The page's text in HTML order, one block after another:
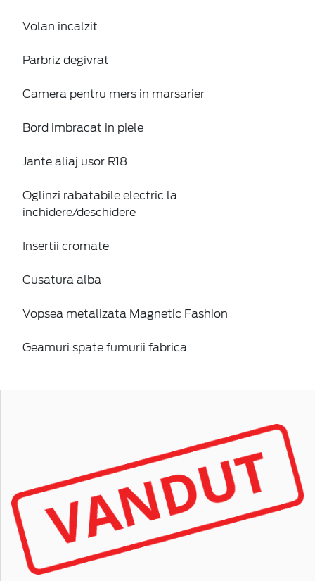
Volan incalzit
Parbriz degivrat
Camera pentru mers in marsarier
Bord imbracat in piele
Jante aliaj usor R18
Oglinzi rabatabile electric la
inchidere/deschidere
Insertii cromate
Cusatura alba
Vopsea metalizata Magnetic Fashion
Geamuri spate fumurii fabrica